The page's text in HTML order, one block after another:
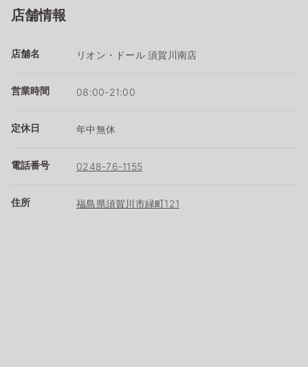
店舗情報
店舗名 リオン・ドール 須賀川南店
営業時間 08:00-21:00
定休日 年中無休
電話番号 0248-76-1155
住所 福島県須賀川市緑町121